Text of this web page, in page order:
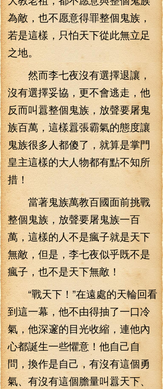
為敵，也不愿意得罪整個鬼族，
若是這樣，只怕天下從此無立足
之地。
然而李七夜沒有選擇退讓，
沒有選擇妥協，更不會逃走，他
反而叫囂整個鬼族，放聲要屠鬼
族百萬，這樣囂張霸氣的態度讓
鬼族很多人都傻了，就算是掌門
皇主這樣的大人物都有點不知所
措！
當著鬼族萬教百國面前挑戰
整個鬼族，放聲要屠鬼族一百
萬，這樣的人不是瘋子就是天下
無敵，但是，李七夜似乎既不是
瘋子，也不是天下無敵！
“戰天下！”在遠處的天輪回看
到這一幕，他不由得抽了一口冷
氣，他深邃的目光收縮，連他內
心都誕生一些懼意！他自己自
問，換作是自己，有沒有這個勇
氣、有沒有這個膽量叫囂天下、